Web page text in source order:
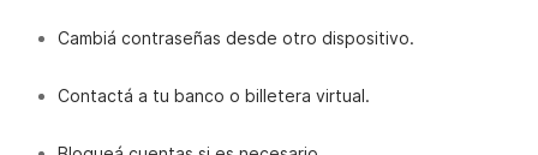
Cambiá contraseñas desde otro dispositivo.
Contactá a tu banco o billetera virtual.